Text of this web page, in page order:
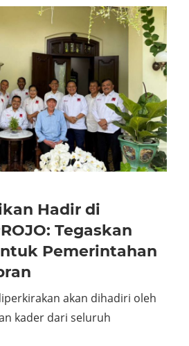
Hadir di
Tegaskan
Pemerintahan
akan dihadiri oleh
kader dari seluruh